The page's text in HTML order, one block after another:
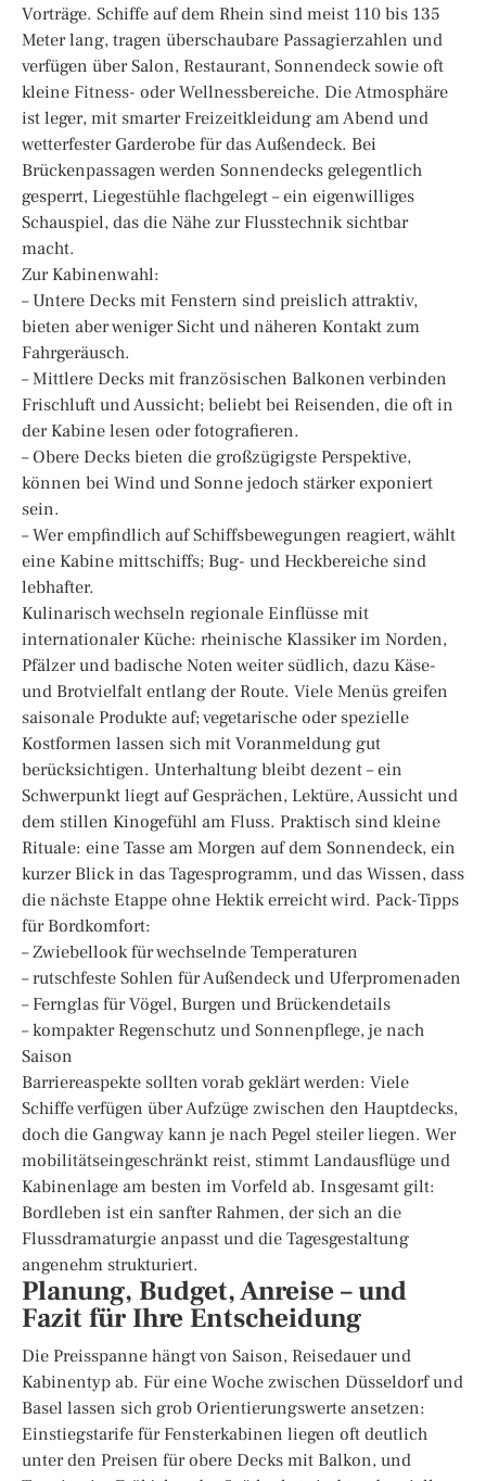
Vorträge. Schiffe auf dem Rhein sind meist 110 bis 135
Meter lang, tragen überschaubare Passagierzahlen und
verfügen über Salon, Restaurant, Sonnendeck sowie oft
kleine Fitness- oder Wellnessbereiche. Die Atmosphäre
ist leger, mit smarter Freizeitkleidung am Abend und
wetterfester Garderobe für das Außendeck. Bei
Brückenpassagen werden Sonnendecks gelegentlich
gesperrt, Liegestühle flachgelegt – ein eigenwilliges
Schauspiel, das die Nähe zur Flusstechnik sichtbar
macht.
Zur Kabinenwahl:
– Untere Decks mit Fenstern sind preislich attraktiv,
bieten aber weniger Sicht und näheren Kontakt zum
Fahrgeräusch.
– Mittlere Decks mit französischen Balkonen verbinden
Frischluft und Aussicht; beliebt bei Reisenden, die oft in
der Kabine lesen oder fotografieren.
– Obere Decks bieten die großzügigste Perspektive,
können bei Wind und Sonne jedoch stärker exponiert
sein.
– Wer empfindlich auf Schiffsbewegungen reagiert, wählt
eine Kabine mittschiffs; Bug- und Heckbereiche sind
lebhafter.
Kulinarisch wechseln regionale Einflüsse mit
internationaler Küche: rheinische Klassiker im Norden,
Pfälzer und badische Noten weiter südlich, dazu Käse-
und Brotvielfalt entlang der Route. Viele Menüs greifen
saisonale Produkte auf; vegetarische oder spezielle
Kostformen lassen sich mit Voranmeldung gut
berücksichtigen. Unterhaltung bleibt dezent – ein
Schwerpunkt liegt auf Gesprächen, Lektüre, Aussicht und
dem stillen Kinogefühl am Fluss. Praktisch sind kleine
Rituale: eine Tasse am Morgen auf dem Sonnendeck, ein
kurzer Blick in das Tagesprogramm, und das Wissen, dass
die nächste Etappe ohne Hektik erreicht wird. Pack-Tipps
für Bordkomfort:
– Zwiebellook für wechselnde Temperaturen
– rutschfeste Sohlen für Außendeck und Uferpromenaden
– Fernglas für Vögel, Burgen und Brückendetails
– kompakter Regenschutz und Sonnenpflege, je nach
Saison
Barriereaspekte sollten vorab geklärt werden: Viele
Schiffe verfügen über Aufzüge zwischen den Hauptdecks,
doch die Gangway kann je nach Pegel steiler liegen. Wer
mobilitätseingeschränkt reist, stimmt Landausflüge und
Kabinenlage am besten im Vorfeld ab. Insgesamt gilt:
Bordleben ist ein sanfter Rahmen, der sich an die
Flussdramaturgie anpasst und die Tagesgestaltung
angenehm strukturiert.
Planung, Budget, Anreise – und
Fazit für Ihre Entscheidung
Die Preisspanne hängt von Saison, Reisedauer und
Kabinentyp ab. Für eine Woche zwischen Düsseldorf und
Basel lassen sich grob Orientierungswerte ansetzen:
Einstiegstarife für Fensterkabinen liegen oft deutlich
unter den Preisen für obere Decks mit Balkon, und